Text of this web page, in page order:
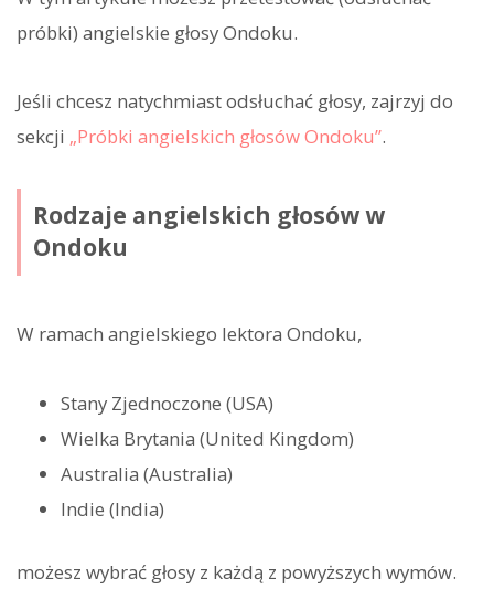
próbki) angielskie głosy Ondoku.
Jeśli chcesz natychmiast odsłuchać głosy, zajrzyj do
sekcji „Próbki angielskich głosów Ondoku”.
Rodzaje angielskich głosów w
Ondoku
W ramach angielskiego lektora Ondoku,
Stany Zjednoczone (USA)
Wielka Brytania (United Kingdom)
Australia (Australia)
Indie (India)
możesz wybrać głosy z każdą z powyższych wymów.